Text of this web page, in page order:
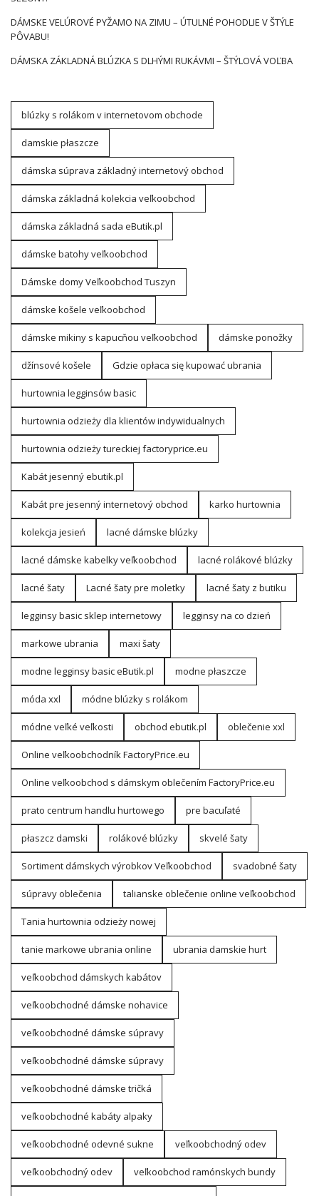
DÁMSKE VELÚROVÉ PYŽAMO NA ZIMU – ÚTULNÉ POHODLIE V ŠTÝLE
PÔVABU!
DÁMSKA ZÁKLADNÁ BLÚZKA S DLHÝMI RUKÁVMI – ŠTÝLOVÁ VOĽBA
blúzky s rolákom v internetovom obchode
damskie płaszcze
dámska súprava základný internetový obchod
dámska základná kolekcia veľkoobchod
dámska základná sada eButik.pl
dámske batohy veľkoobchod
Dámske domy Veľkoobchod Tuszyn
dámske košele veľkoobchod
dámske mikiny s kapucňou veľkoobchod dámske ponožky
džínsové košele Gdzie opłaca się kupować ubrania
hurtownia legginsów basic
hurtownia odzieży dla klientów indywidualnych
hurtownia odzieży tureckiej factoryprice.eu
Kabát jesenný ebutik.pl
Kabát pre jesenný internetový obchod karko hurtownia
kolekcja jesień lacné dámske blúzky
lacné dámske kabelky veľkoobchod lacné rolákové blúzky
lacné šaty Lacné šaty pre moletky lacné šaty z butiku
legginsy basic sklep internetowy legginsy na co dzień
markowe ubrania maxi šaty
modne legginsy basic eButik.pl modne płaszcze
móda xxl módne blúzky s rolákom
módne veľké veľkosti obchod ebutik.pl oblečenie xxl
Online veľkoobchodník FactoryPrice.eu
Online veľkoobchod s dámskym oblečením FactoryPrice.eu
prato centrum handlu hurtowego pre bacuľaté
płaszcz damski rolákové blúzky skvelé šaty
Sortiment dámskych výrobkov Veľkoobchod svadobné šaty
súpravy oblečenia talianske oblečenie online veľkoobchod
Tania hurtownia odzieży nowej
tanie markowe ubrania online ubrania damskie hurt
veľkoobchod dámskych kabátov
veľkoobchodné dámske nohavice
veľkoobchodné dámske súpravy
veľkoobchodné dámske súpravy
veľkoobchodné dámske tričká
veľkoobchodné kabáty alpaky
veľkoobchodné odevné sukne veľkoobchodný odev
veľkoobchodný odev veľkoobchod ramónskych bundy